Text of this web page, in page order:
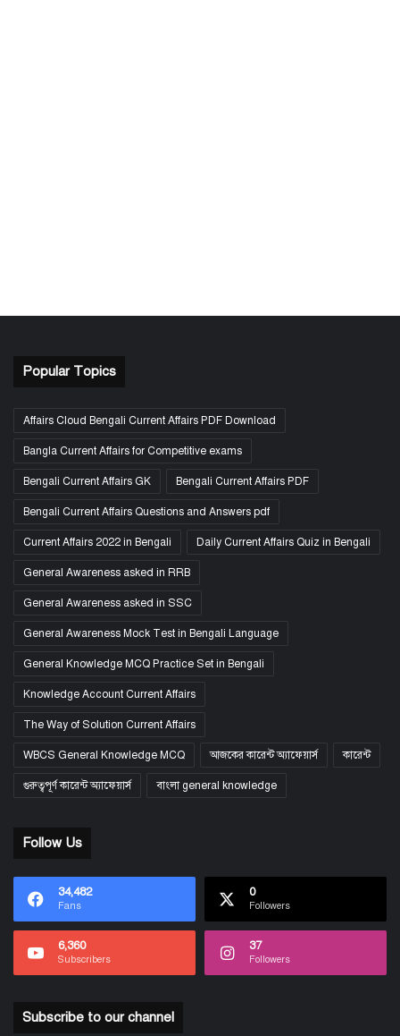
Popular Topics
Affairs Cloud Bengali Current Affairs PDF Download
Bangla Current Affairs for Competitive exams
Bengali Current Affairs GK Bengali Current Affairs PDF
Bengali Current Affairs Questions and Answers pdf
Current Affairs 2022 in Bengali Daily Current Affairs Quiz in Bengali
General Awareness asked in RRB
General Awareness asked in SSC
General Awareness Mock Test in Bengali Language
General Knowledge MCQ Practice Set in Bengali
Knowledge Account Current Affairs
The Way of Solution Current Affairs
WBCS General Knowledge MCQ আজকের কারেন্ট অ্যাফেয়ার্স কারেন্ট
গুরুত্বপূর্ণ কারেন্ট অ্যাফেয়ার্স বাংলা general knowledge
Follow Us
34,482
Fans
0
Followers
6,360
Subscribers
37
Followers
Subscribe to our channel